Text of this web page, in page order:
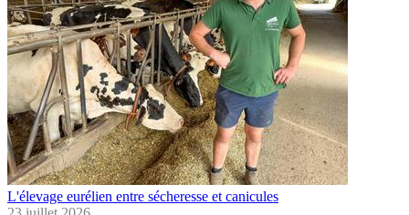
L'élevage eurélien entre sécheresse et canicules